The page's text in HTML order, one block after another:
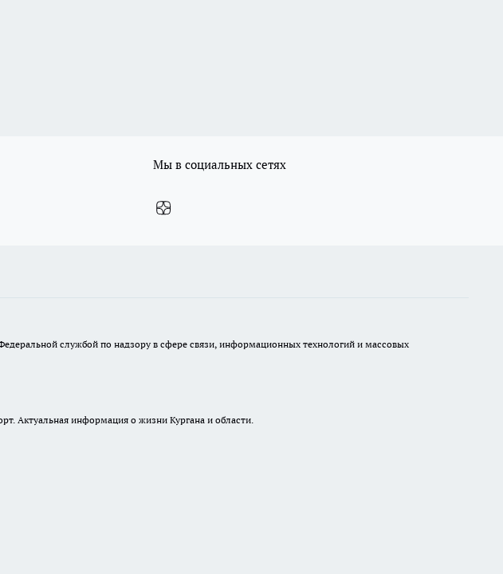
Мы в социальных сетях
службой по надзору в сфере связи, информационных технологий и массовых
Актуальная информация о жизни Кургана и области.